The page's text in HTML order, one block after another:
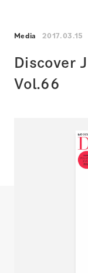
Media 2017.03.15
Discover
Vol.66